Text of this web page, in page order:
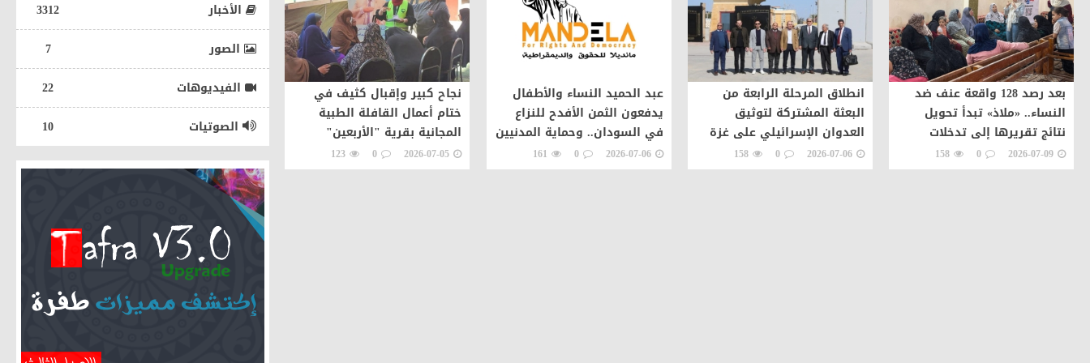
بعد رصد 128 واقعة عنف ضد
النساء.. «ملاذ» تبدأ تحويل
نتائج تقريرها إلى تدخلات
ميدانية في بني سويف
2026-07-09
0
158
انطلاق المرحلة الرابعة من
البعثة المشتركة لتوثيق
العدوان الإسرائيلي على غزة
ورصد تدفق المساعدات
والجرحى
2026-07-06
0
158
عبد الحميد النساء والأطفال
يدفعون الثمن الأفدح للنزاع
في السودان.. وحماية المدنيين
مسؤولية عاجلة
2026-07-06
0
161
نجاح كبير وإقبال كثيف في
ختام أعمال القافلة الطبية
المجانية بقرية "الأربعين"
بدمياط
2026-07-05
0
123
الأخبار
3312
الصور
7
الفيديوهات
22
الصوتيات
10